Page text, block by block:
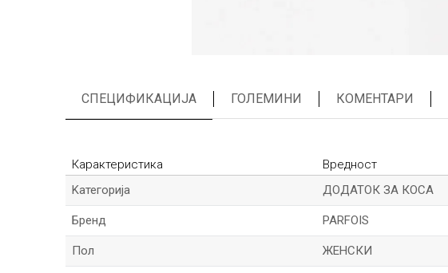
СПЕЦИФИКАЦИЈА ГОЛЕМИНИ КОМЕНТАРИ
Карактеристика
Вредност
Kатегорија
ДОДАТОК ЗА КОСА
Бренд PARFOIS
Пол ЖЕНСКИ